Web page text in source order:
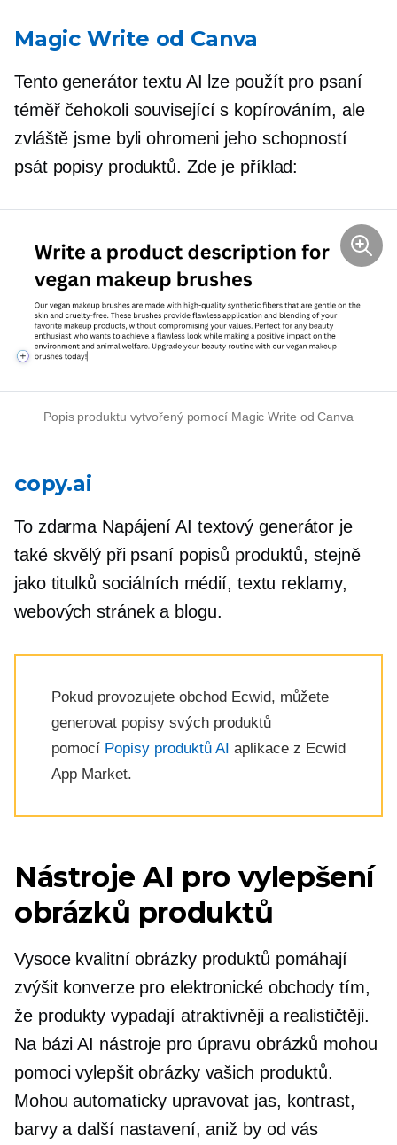
Magic Write od Canva
Tento generátor textu AI lze použít pro psaní
téměř čehokoli související s kopírováním, ale
zvláště jsme byli ohromeni jeho schopností
psát popisy produktů. Zde je příklad:
Popis produktu vytvořený pomocí Magic Write od Canva
copy.ai
To zdarma Napájení AI textový generátor je
také skvělý při psaní popisů produktů, stejně
jako titulků sociálních médií, textu reklamy,
webových stránek a blogu.
Pokud provozujete obchod Ecwid, můžete
generovat popisy svých produktů
pomocí Popisy produktů AI aplikace z Ecwid
App Market.
Nástroje AI pro vylepšení
obrázků produktů
Vysoce kvalitníobrázky produktů pomáhají
zvýšit konverze pro elektronické obchody tím,
že produkty vypadají atraktivněji a realističtěji.
Na bázi AI nástroje pro úpravu obrázků mohou
pomoci vylepšit obrázky vašich produktů.
Mohou automaticky upravovat jas, kontrast,
barvy a další nastavení, aniž by od vás